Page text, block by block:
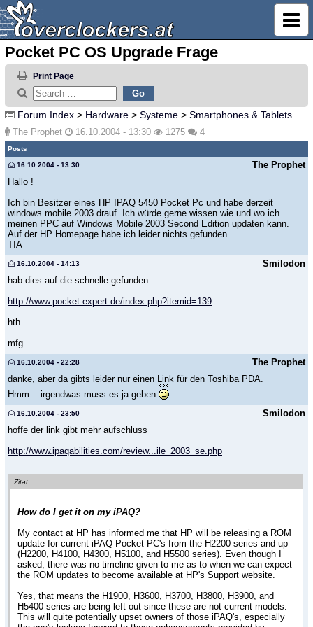
Pocket PC OS Upgrade Frage
Print Page
Forum Index > Hardware > Systeme > Smartphones & Tablets
The Prophet 16.10.2004 - 13:30 1275 4
Posts
The Prophet
16.10.2004 - 13:30
Hallo !
Ich bin Besitzer eines HP IPAQ 5450 Pocket Pc und habe derzeit
windows mobile 2003 drauf. Ich würde gerne wissen wie und wo ich
meinen PPC auf Windows Mobile 2003 Second Edition updaten kann.
Auf der HP Homepage habe ich leider nichts gefunden.
TIA
Smilodon
16.10.2004 - 14:13
hab dies auf die schnelle gefunden....
http://www.pocket-expert.de/index.php?itemid=139
hth
mfg
The Prophet
16.10.2004 - 22:28
danke, aber da gibts leider nur einen Link für den Toshiba PDA.
Hmm....irgendwas muss es ja geben
Smilodon
16.10.2004 - 23:50
hoffe der link gibt mehr aufschluss
http://www.ipaqabilities.com/review...ile_2003_se.php
Zitat
How do I get it on my iPAQ?
My contact at HP has informed me that HP will be releasing a ROM
update for current iPAQ Pocket PC's from the H2200 series and up
(H2200, H4100, H4300, H5100, and H5500 series). Even though I
asked, there was no timeline given to me as to when we can expect
the ROM updates to become available at HP's Support website.
Yes, that means the H1900, H3600, H3700, H3800, H3900, and
H5400 series are being left out since these are not current models.
This will quite potentially upset owners of those iPAQ's, especially